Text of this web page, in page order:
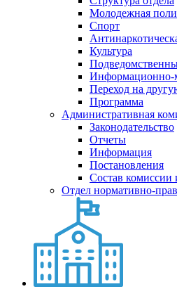
Молодежная
Спорт
Культура
Информационно-
Переход на
Программа
Административная
Законодательство
Отчеты
Информация
Постановления
Состав комиссии
Отдел нормативно-